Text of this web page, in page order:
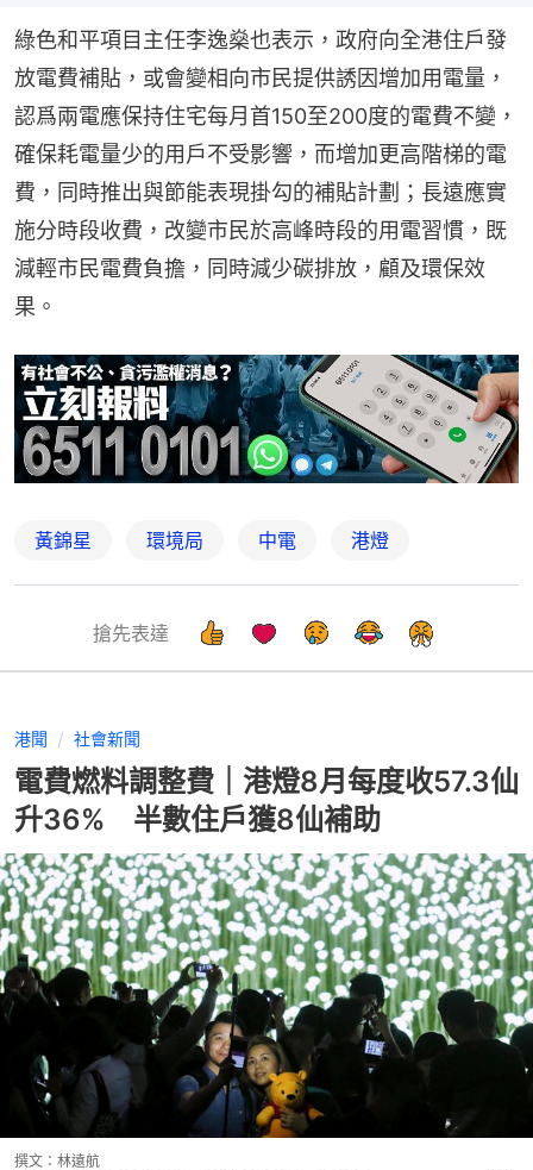
綠色和平項目主任李逸燊也表示，政府向全港住戶發
放電費補貼，或會變相向市民提供誘因增加用電量，
認爲兩電應保持住宅每月首150至200度的電費不變，
確保耗電量少的用戶不受影響，而增加更高階梯的電
費，同時推出與節能表現掛勾的補貼計劃；長遠應實
施分時段收費，改變市民於高峰時段的用電習慣，既
減輕市民電費負擔，同時減少碳排放，顧及環保效
果。
黃錦星 環境局 中電 港燈
搶先表達
港聞 社會新聞
電費燃料調整費｜港燈8月每度收57.3仙
升36% 半數住戶獲8仙補助
撰文： 林遠航